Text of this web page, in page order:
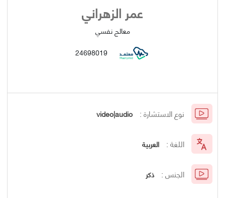
عمر الزهراني
معالج نفسي
نوع الاستشارة : video|audio
اللغة : العربية
الجنس : ذكر